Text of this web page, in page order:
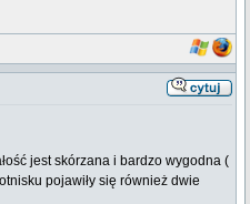
jest skórzana i bardzo wygodna (
pojawiły się również dwie